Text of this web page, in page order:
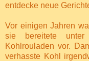
entdecke neue
Vor einigen Jahren
sie bereitete
Kohlrouladen vor.
verhasste Kohl